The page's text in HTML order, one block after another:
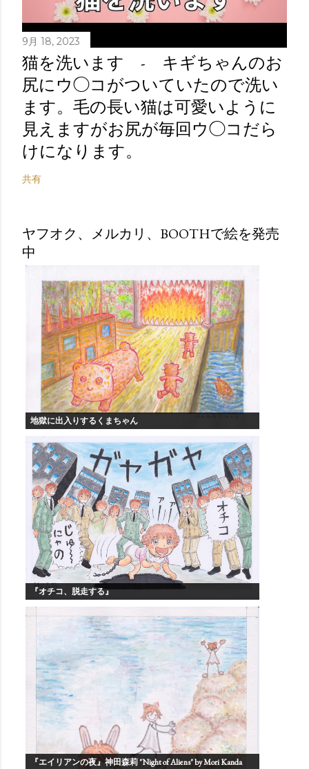
9月 18, 2023
猫を洗います - キギちゃんのお
尻にウ◯コがついていたので洗い
ます。毛の長い猫は可愛いように
見えますがお尻が毎回ウ◯コだら
けになります。
共有
ヤフオク、メルカリ、BOOTHで絵を発売
中
地獄に出入りするくまちゃん
『オチコ、脱走する』
『エイリアンの夜』神田森莉 "Night of Aliens" by Mori Kanda